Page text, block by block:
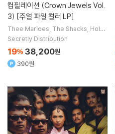
컴필레이션 (Crown Jewels Vol.
3) [주얼 파일 컬러 LP]
Thee Marloes The Shacks Holy
Hive Lady Wray노래 외 4명
Secretly Distribution
19% 38,200원
390원